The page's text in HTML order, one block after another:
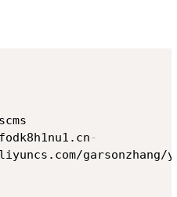
-
garsonzhang/